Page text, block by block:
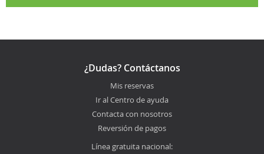
¿Dudas? Contáctanos
Mis reservas
Ir al Centro de ayuda
Contacta con nosotros
Reversión de pagos
Línea gratuita nacional: